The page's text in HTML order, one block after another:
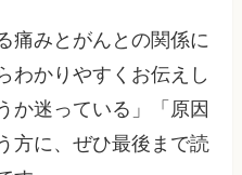
痛みとがんとの関係に
わかりやすくお伝えし
か迷っている」「原因
方に、ぜひ最後まで読